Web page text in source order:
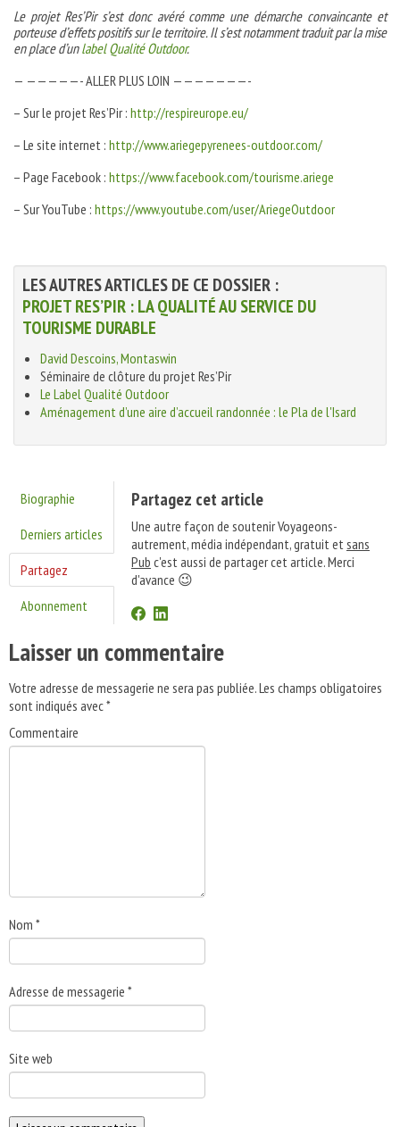
Le projet Res’Pir s’est donc avéré comme une démarche convaincante et
porteuse d’effets positifs sur le territoire. Il s’est notamment traduit par la mise
en place d’unlabel Qualité Outdoor.
— —————- ALLER PLUS LOIN ———————-
– Sur le projet Res’Pir : http://respireurope.eu/
– Le site internet : http://www.ariegepyrenees-outdoor.com/
– Page Facebook : https://www.facebook.com/tourisme.ariege
– Sur YouTube : https://www.youtube.com/user/AriegeOutdoor
LES AUTRES ARTICLES DE CE DOSSIER :
PROJET RES’PIR : LA QUALITÉ AU SERVICE DU
TOURISME DURABLE
David Descoins, Montaswin
Séminaire de clôture du projet Res’Pir
Le Label Qualité Outdoor
Aménagement d’une aire d’accueil randonnée : le Pla de l'Isard
Biographie
Derniers articles
Partagez
Abonnement
Partagez cet article
Une autre façon de soutenir Voyageons-
autrement, média indépendant, gratuit etsans
Pub c'est aussi de partager cet article. Merci
d'avance 😉
Laisser un commentaire
Votre adresse de messagerie ne sera pas publiée.Les champs obligatoires
sont indiqués avec*
Commentaire
Nom *
Adresse de messagerie *
Site web